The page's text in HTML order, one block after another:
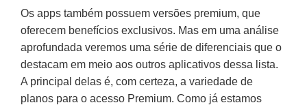
Os apps também possuem versões premium, que
oferecem benefícios exclusivos. Mas em uma análise
aprofundada veremos uma série de diferenciais que o
destacam em meio aos outros aplicativos dessa lista.
A principal delas é, com certeza, a variedade de
planos para o acesso Premium. Como já estamos